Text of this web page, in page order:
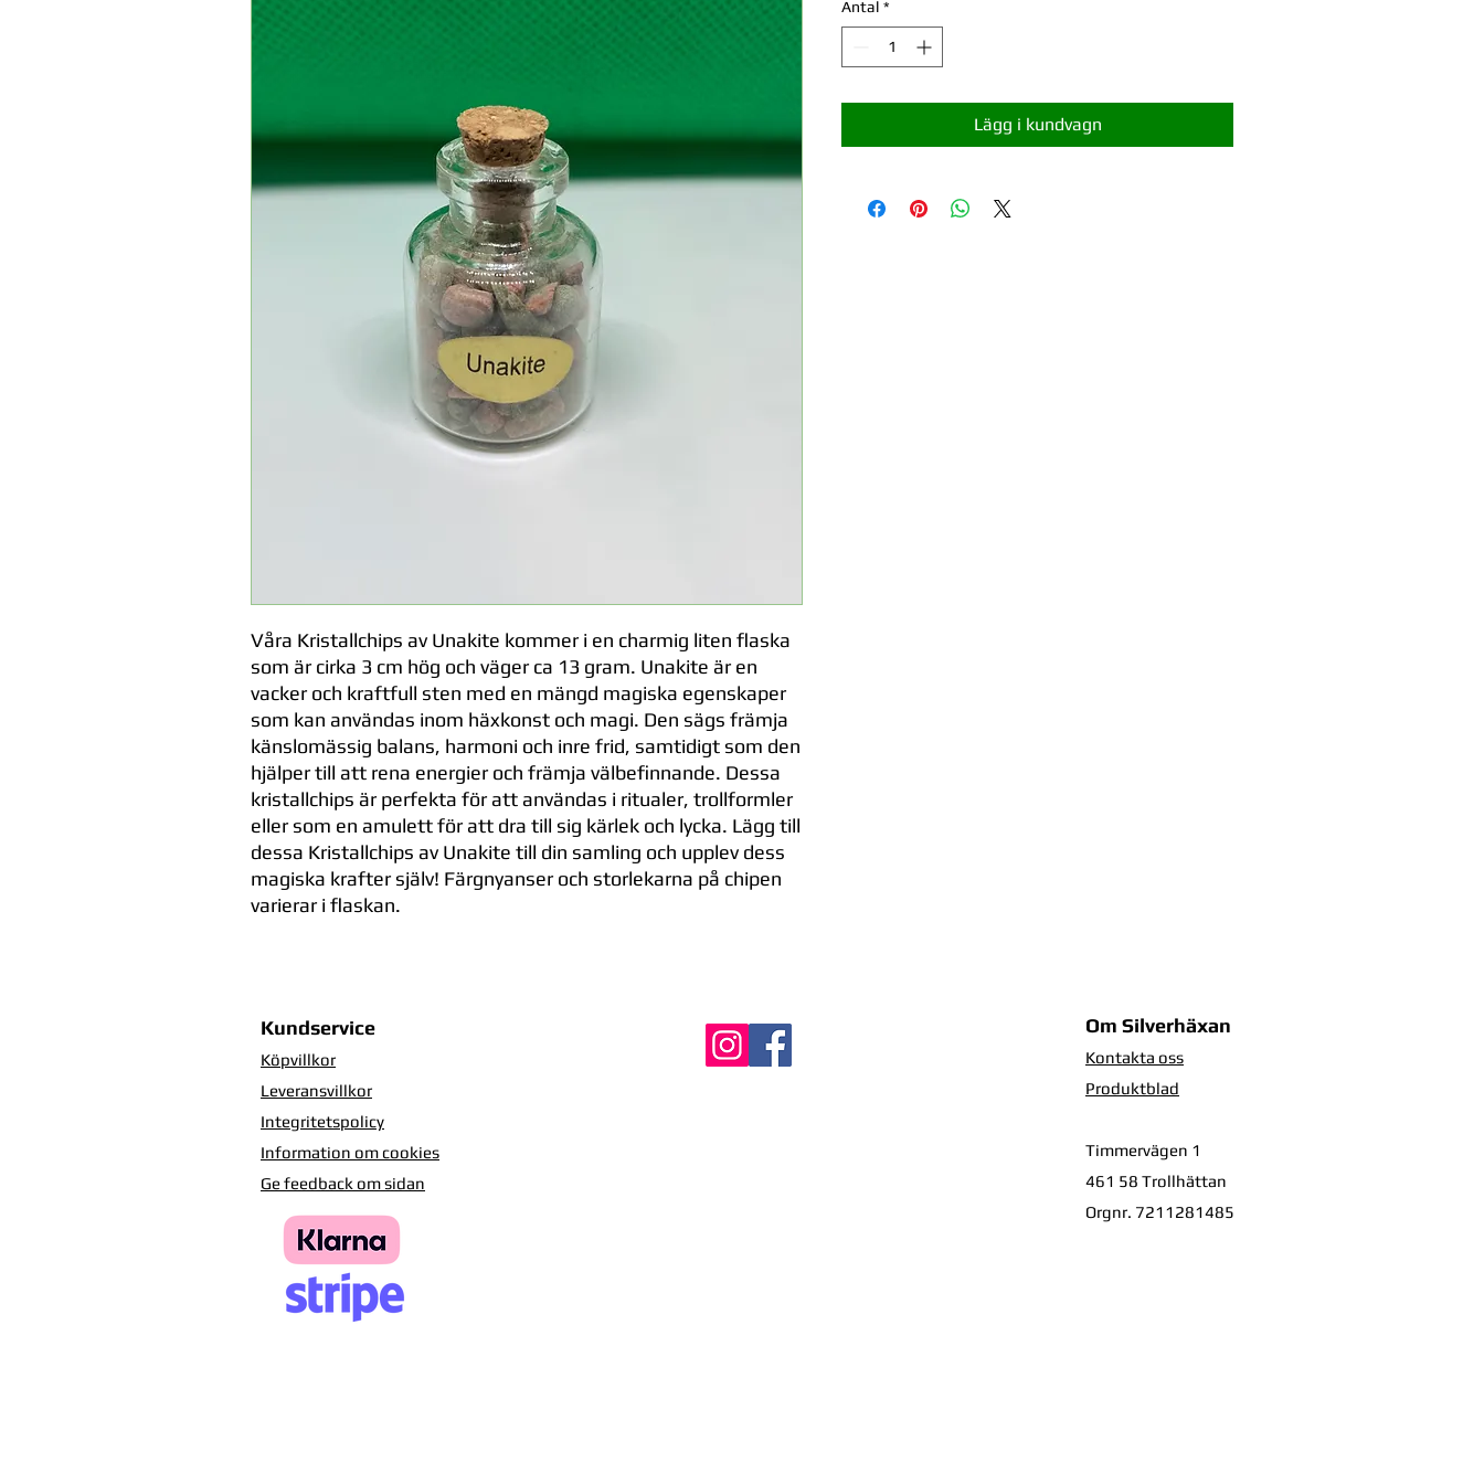
Våra Kristallchips av Unakite kommer i en charmig liten flaska
som är cirka 3 cm hög och väger ca 13 gram. Unakite är en
vacker och kraftfull sten med en mängd magiska egenskaper
som kan användas inom häxkonst och magi. Den sägs främja
känslomässig balans, harmoni och inre frid, samtidigt som den
hjälper till att rena energier och främja välbefinnande. Dessa
kristallchips är perfekta för att användas i ritualer, trollformler
eller som en amulett för att dra till sig kärlek och lycka. Lägg till
dessa Kristallchips av Unakite till din samling och upplev dess
magiska krafter själv! Färgnyanser och storlekarna på chipen
varierar i flaskan.
Antal *
Lägg i kundvagn
Kundservice
Köpvillkor
Leveransvillkor
Integritetspolicy
Information om cookies
Ge feedback om sidan
Om Silverhäxan
Kontakta oss
Produktblad
Timmervägen 1
461 58 Trollhättan
Orgnr. 7211281485